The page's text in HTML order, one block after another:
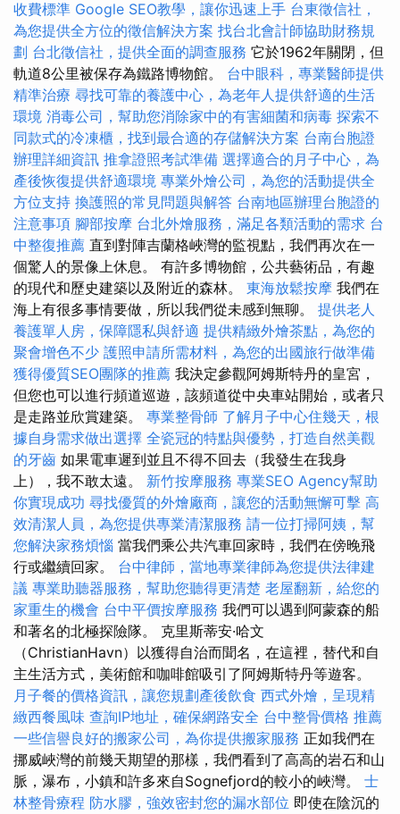
收費標準 Google SEO教學，讓你迅速上手 台東徵信社，
為您提供全方位的徵信解決方案 找台北會計師協助財務規
劃 台北徵信社，提供全面的調查服務 它於1962年關閉，但
軌道8公里被保存為鐵路博物館。 台中眼科，專業醫師提供
精準治療 尋找可靠的養護中心，為老年人提供舒適的生活
環境 消毒公司，幫助您消除家中的有害細菌和病毒 探索不
同款式的冷凍櫃，找到最合適的存儲解決方案 台南台胞證
辦理詳細資訊 推拿證照考試準備 選擇適合的月子中心，為
產後恢復提供舒適環境 專業外燴公司，為您的活動提供全
方位支持 換護照的常見問題與解答 台南地區辦理台胞證的
注意事項 腳部按摩 台北外燴服務，滿足各類活動的需求 台
中整復推薦 直到對陣吉蘭格峽灣的監視點，我們再次在一
個驚人的景像上休息。 有許多博物館，公共藝術品，有趣
的現代和歷史建築以及附近的森林。 東海放鬆按摩 我們在
海上有很多事情要做，所以我們從未感到無聊。 提供老人
養護單人房，保障隱私與舒適 提供精緻外燴茶點，為您的
聚會增色不少 護照申請所需材料，為您的出國旅行做準備
獲得優質SEO團隊的推薦 我決定參觀阿姆斯特丹的皇宮，
但您也可以進行頻道巡遊，該頻道從中央車站開始，或者只
是走路並欣賞建築。 專業整骨師 了解月子中心住幾天，根
據自身需求做出選擇 全瓷冠的特點與優勢，打造自然美觀
的牙齒 如果電車遲到並且不得不回去（我發生在我身
上），我不敢太遠。 新竹按摩服務 專業SEO Agency幫助
你實現成功 尋找優質的外燴廠商，讓您的活動無懈可擊 高
效清潔人員，為您提供專業清潔服務 請一位打掃阿姨，幫
您解決家務煩惱 當我們乘公共汽車回家時，我們在傍晚飛
行或繼續回家。 台中律師，當地專業律師為您提供法律建
議 專業助聽器服務，幫助您聽得更清楚 老屋翻新，給您的
家重生的機會 台中平價按摩服務 我們可以遇到阿蒙森的船
和著名的北極探險隊。 克里斯蒂安·哈文
（ChristianHavn）以獲得自治而聞名，在這裡，替代和自
主生活方式，美術館和咖啡館吸引了阿姆斯特丹等遊客。
月子餐的價格資訊，讓您規劃產後飲食 西式外燴，呈現精
緻西餐風味 查詢IP地址，確保網路安全 台中整骨價格 推薦
一些信譽良好的搬家公司，為你提供搬家服務 正如我們在
挪威峽灣的前幾天期望的那樣，我們看到了高高的岩石和山
脈，瀑布，小鎮和許多來自Sognefjord的較小的峽灣。 士
林整骨療程 防水膠，強效密封您的漏水部位 即使在陰沉的